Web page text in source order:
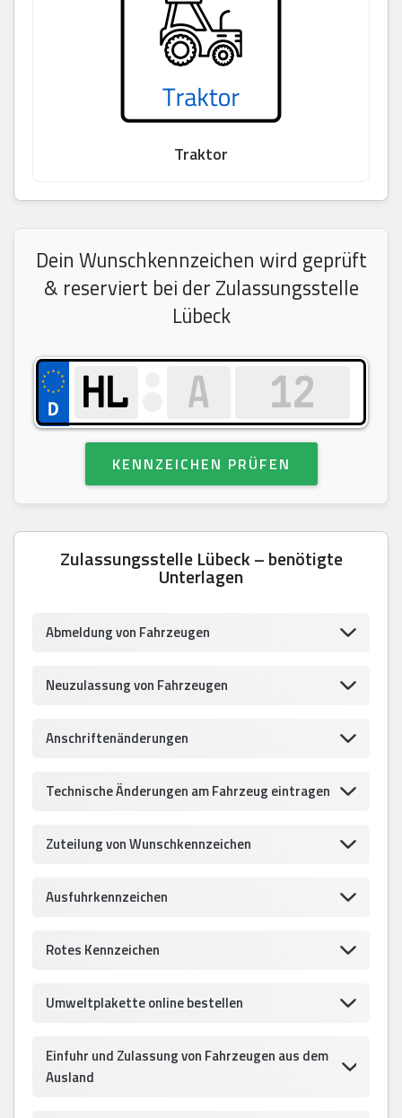
Traktor
Dein Wunschkennzeichen wird geprüft
& reserviert bei der Zulassungsstelle
Lübeck
KENNZEICHEN PRÜFEN
Zulassungsstelle Lübeck – benötigte
Unterlagen
Abmeldung von Fahrzeugen
Neuzulassung von Fahrzeugen
Anschriftenänderungen
Technische Änderungen am Fahrzeug eintragen
Zuteilung von Wunschkennzeichen
Ausfuhrkennzeichen
Rotes Kennzeichen
Umweltplakette online bestellen
Einfuhr und Zulassung von Fahrzeugen aus dem
Ausland